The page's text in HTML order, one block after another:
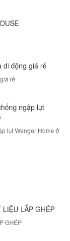
rẻ
lụt Wenger Home ở
GHÉP